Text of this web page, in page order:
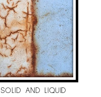
SOLID AND LIQUID